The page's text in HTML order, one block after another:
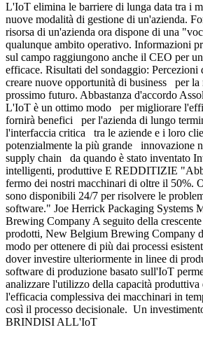
L'IoT elimina le barriere di lunga data tra i
nuove modalità di gestione di un'azienda.
risorsa di un'azienda ora dispone di una
qualunque ambito operativo. Informazioni
sul campo raggiungono anche il CEO per
efficace. Risultati del sondaggio:
creare nuove opportunità di business per la
prossimo futuro. Abbastanza d'accordo
L'IoT è un ottimo modo per migliorare
fornirà benefici per l'azienda di lungo
l'interfaccia critica tra le aziende e i loro
potenzialmente la più grande innovazione
supply chain da quando è stato inventato
intelligenti, produttive E REDDITIZIE
fermo dei nostri macchinari di oltre il 50%.
sono disponibili 24/7 per risolvere le
software." Joe Herrick Packaging Systems
Brewing Company A seguito della
prodotti, New Belgium Brewing Company
modo per ottenere di più dai processi
dover investire ulteriormente in linee di
software di produzione basato sull'IoT
analizzare l'utilizzo della capacità produttiva
l'efficacia complessiva dei macchinari in
così il processo decisionale. Un
BRINDISI ALL'IoT